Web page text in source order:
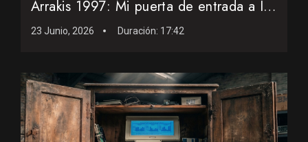
Arrakis 1997: Mi puerta de entrada a Internet
23 Junio, 2026 Duración: 17:42